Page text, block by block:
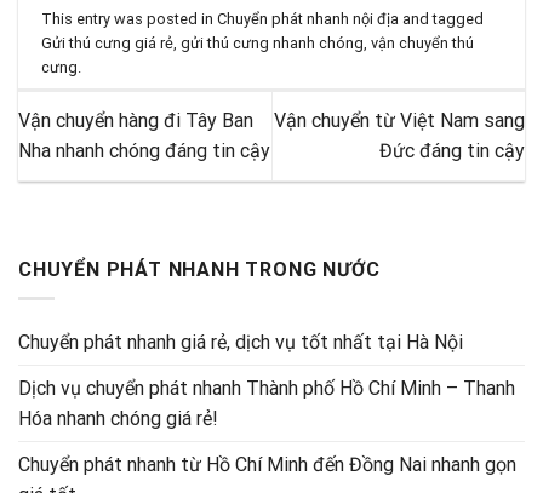
This entry was posted inChuyển phát nhanh nội địa and tagged
Gửi thú cưng giá rẻ ,gửi thú cưng nhanh chóng ,vận chuyển thú
cưng
Vận chuyển hàng đi Tây Ban
Nha nhanh chóng đáng tin cậy
Vận chuyển từ Việt Nam sang
Đức đáng tin cậy
CHUYỂN PHÁT NHANH TRONG NƯỚC
Chuyển phát nhanh giá rẻ, dịch vụ tốt nhất tại Hà Nội
Dịch vụ chuyển phát nhanh Thành phố Hồ Chí Minh – Thanh
Hóa nhanh chóng giá rẻ!
Chuyển phát nhanh từ Hồ Chí Minh đến Đồng Nai nhanh gọn